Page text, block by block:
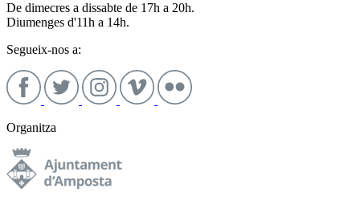
De dimecres a dissabte de 17h a 20h.
Diumenges d'11h a 14h.
Segueix-nos a:
Organitza